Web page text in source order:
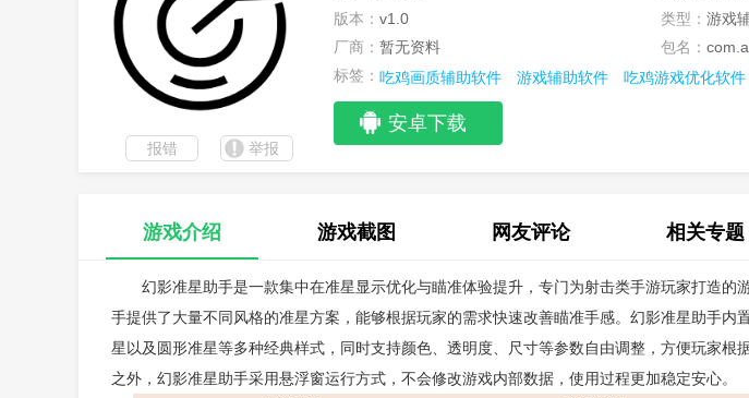
版本： v1.0 类型： 游戏
厂商： 暂无资料 包名：
标签： 吃鸡画质辅助软件 游戏辅助软件 吃鸡游戏优化软件
安卓下载
报错 举报
游戏介绍 游戏截图 网友评论
(0)
相关专题
幻影准星助手是一款集中在准星显示优化与瞄准体验提升，专门为射击类手游玩家打造的
手提供了大量不同风格的准星方案，能够根据玩家的需求快速改善瞄准手感。幻影准星助手内
星以及圆形准星等多种经典样式，同时支持颜色、透明度、尺寸等参数自由调整，方便玩家根
之外，幻影准星助手采用悬浮窗运行方式，不会修改游戏内部数据，使用过程更加稳定安心。